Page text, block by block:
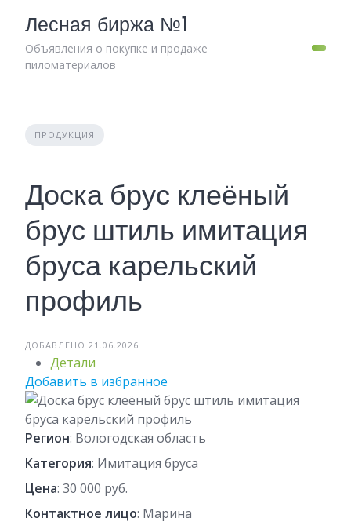
content
Лесная биржа №1
Объявления о покупке и продаже
пиломатериалов
ПРОДУКЦИЯ
Доска брус клеёный
брус штиль имитация
бруса карельский
профиль
ДОБАВЛЕНО 21.06.2026
Детали
Добавить в избранное
Регион: Вологодская область
Категория: Имитация бруса
Цена: 30 000 руб.
Контактное лицо: Марина